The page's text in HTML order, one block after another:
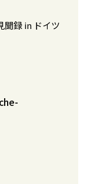
聞録 in ドイツ